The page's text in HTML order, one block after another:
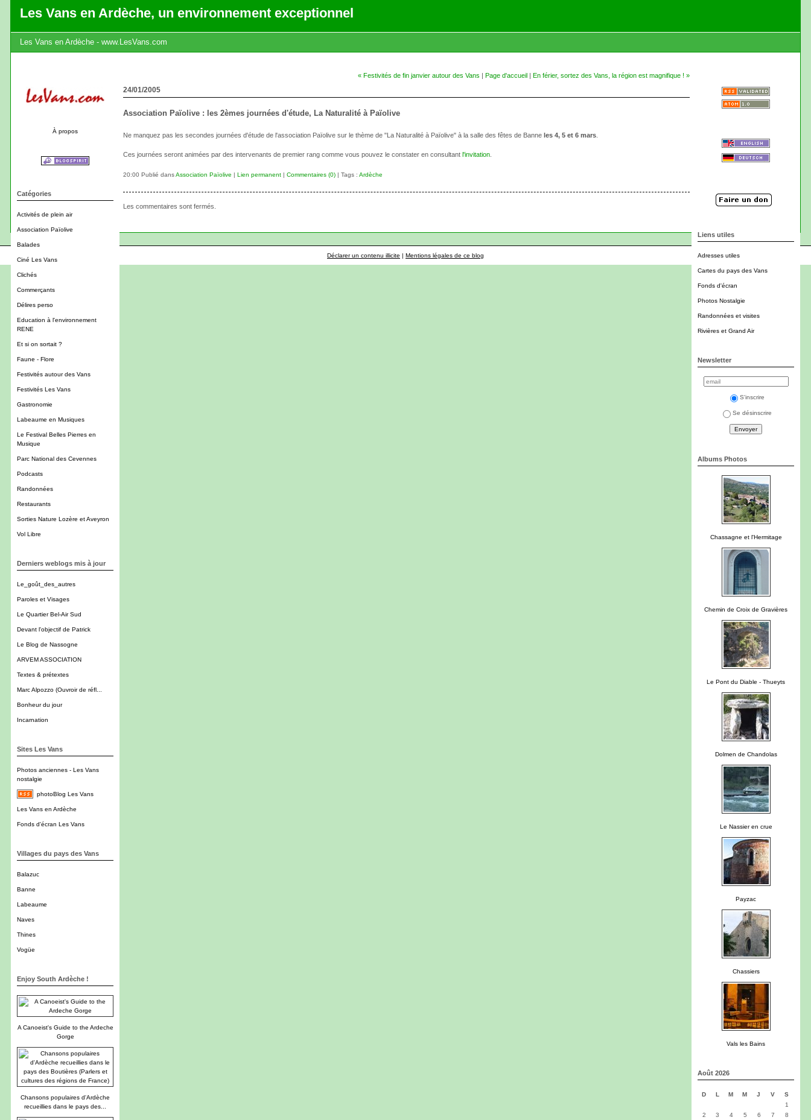
Les Vans en Ardèche, un environnement exceptionnel
Les Vans en Ardèche - www.LesVans.com
À propos
Catégories
Activités de plein air
Association Païolive
Balades
Ciné Les Vans
Clichés
Commerçants
Délires perso
Education à l'environnement
RENE
Et si on sortait ?
Faune - Flore
Festivités autour des Vans
Festivités Les Vans
Gastronomie
Labeaume en Musiques
Le Festival Belles Pierres en
Musique
Parc National des Cevennes
Podcasts
Randonnées
Restaurants
Sorties Nature Lozère et Aveyron
Vol Libre
Derniers weblogs mis à jour
Le_goût_des_autres
Paroles et Visages
Le Quartier Bel-Air Sud
Devant l'objectif de Patrick
Le Blog de Nassogne
ARVEM ASSOCIATION
Textes & prétextes
Marc Alpozzo (Ouvroir de réfl...
Bonheur du jour
Incarnation
Sites Les Vans
Photos anciennes - Les Vans
nostalgie
photoBlog Les Vans
Les Vans en Ardèche
Fonds d'écran Les Vans
Villages du pays des Vans
Balazuc
Banne
Labeaume
Naves
Thines
Vogüe
Enjoy South Ardèche !
A Canoeist's Guide to the Ardeche
Gorge
Chansons populaires d'Ardèche
recueillies dans le pays des...
Liens utiles
Adresses utiles
Cartes du pays des Vans
Fonds d'écran
Photos Nostalgie
Randonnées et visites
Rivières et Grand Air
Newsletter
S'inscrire
Se désinscrire
Albums Photos
Chassagne et l'Hermitage
Chemin de Croix de Gravières
Le Pont du Diable - Thueyts
Dolmen de Chandolas
Le Nassier en crue
Payzac
Chassiers
Vals les Bains
Août 2026
D L M M J V
S
1
2
3 4 5 6 7
8
« Festivités de fin janvier autour des Vans | Page d'accueil | En férier, sortez des Vans, la région est magnifique ! »
24/01/2005
Association Païolive : les 2èmes journées d'étude, La Naturalité à Païolive
Ne manquez pas les secondes journées d'étude de l'association Païolive sur le thème de "La Naturalité à Païolive" à la salle des fêtes de Banne les 4, 5 et 6 mars
Ces journées seront animées par des intervenants de premier rang comme vous pouvez le constater en consultant l'invitation
20:00 Publié dansAssociation Païolive | Lien permanent | Commentaires (0) | Tags : Ardèche
Les commentaires sont fermés.
Déclarer un contenu illicite | Mentions légales de ce blog